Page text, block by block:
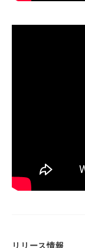
リリース情報